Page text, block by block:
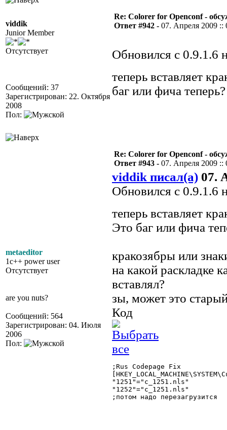
viddik
Junior Member
Отсутствует
Сообщений: 37
Зарегистрирован: 22. Октября
2008
Пол:
Re: Colorer for Openconf -
Ответ #942 - 07. Апреля 2009 ::
Обновился с 0.9.1.6
теперь вставляет
баг или фича теперь?
metaeditor
1c++ power user
Отсутствует
are you nuts?
Сообщений: 564
Зарегистрирован: 04. Июля
2006
Пол:
Re: Colorer for Openconf -
Ответ #943 - 07. Апреля 2009 ::
viddik писал(а) 07.
Обновился с 0.9.1.6
теперь вставляет
Это баг или фича
кракозябры или
на какой раскладке
вставлял?
зы, может это
Код
;Rus Codepage Fix
"1251"="c_1251.nls"
"1252"="c_1251.nls"
;потом надо перезагрузится